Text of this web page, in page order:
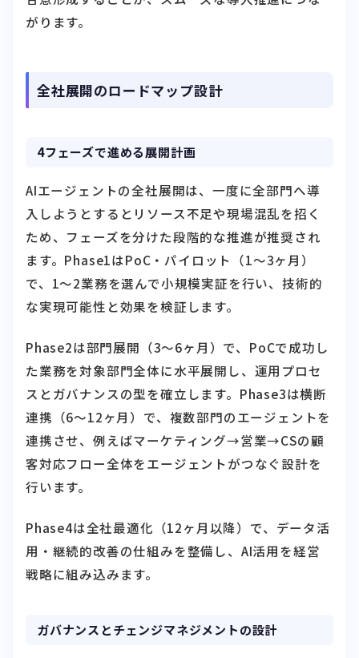
がります。
全社展開のロードマップ設計
4フェーズで進める展開計画
AIエージェントの全社展開は、一度に全部門へ導
入しようとするとリソース不足や現場混乱を招く
ため、フェーズを分けた段階的な推進が推奨され
ます。Phase1はPoC・パイロット（1〜3ヶ月）
で、1〜2業務を選んで小規模実証を行い、技術的
な実現可能性と効果を検証します。
Phase2は部門展開（3〜6ヶ月）で、PoCで成功し
た業務を対象部門全体に水平展開し、運用プロセ
スとガバナンスの型を確立します。Phase3は横断
連携（6〜12ヶ月）で、複数部門のエージェントを
連携させ、例えばマーケティング→営業→CSの顧
客対応フロー全体をエージェントがつなぐ設計を
行います。
Phase4は全社最適化（12ヶ月以降）で、データ活
用・継続的改善の仕組みを整備し、AI活用を経営
戦略に組み込みます。
ガバナンスとチェンジマネジメントの設計